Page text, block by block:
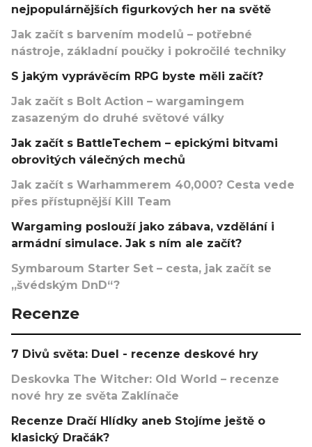
nejpopulárnějších figurkových her na světě
Jak začít s barvením modelů – potřebné
nástroje, základní poučky i pokročilé techniky
S jakým vyprávěcím RPG byste měli začít?
Jak začít s Bolt Action – wargamingem
zasazeným do druhé světové války
Jak začít s BattleTechem – epickými bitvami
obrovitých válečných mechů
Jak začít s Warhammerem 40,000? Cesta vede
přes přístupnější Kill Team
Wargaming poslouží jako zábava, vzdělání i
armádní simulace. Jak s ním ale začít?
Symbaroum Starter Set – cesta, jak začít se
„švédským DnD“?
Recenze
7 Divů světa: Duel - recenze deskové hry
Deskovka The Witcher: Old World – recenze
nové hry ze světa Zaklínače
Recenze Dračí Hlídky aneb Stojíme ještě o
klasický Dračák?